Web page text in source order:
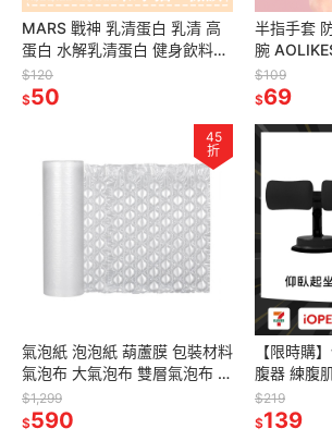
MARS 戰神 乳清蛋白 乳清 高
蛋白 水解乳清蛋白 健身飲料
BCAA 低脂乳清 水解乳清
$120
$50
半指手套
腕
岩手套 透
護具
$109
$69
45
折
氣泡紙 泡泡紙 葫蘆膜 包裝材料
氣泡布 大氣泡布 雙層氣泡布 氣
泡膜 包材
$1,299
$590
【限時購
腹器 練腹
坐輔助器
健身 運動
$219
$139